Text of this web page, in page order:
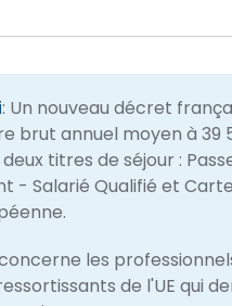
: Un nouveau décret
brut annuel moyen à 39
titres de séjour :
- Salarié Qualifié et
les
de l'UE qui